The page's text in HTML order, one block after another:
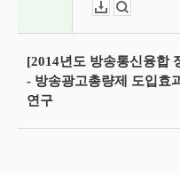
[2014년도 방송통신융합
- 방송광고총량제 도입효
연구